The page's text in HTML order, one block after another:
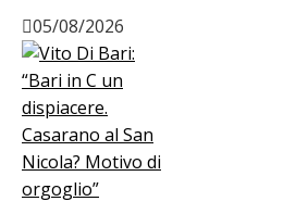
05/08/2026